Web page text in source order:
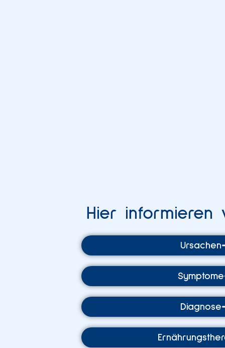
Hier informieren
Ursachen
Symptome
Diagnose